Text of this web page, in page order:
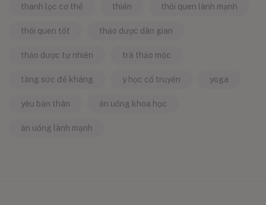
thanh lọc cơ thể thiền thói quen lành mạnh
thói quen tốt thảo dược dân gian
thảo dược tự nhiên trà thảo mộc
tăng sức đề kháng y học cổ truyền yoga
yêu bản thân ăn uống khoa học
ăn uống lành mạnh